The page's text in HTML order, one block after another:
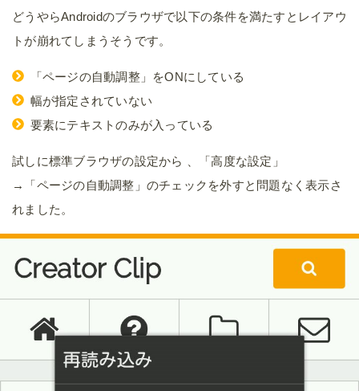
どうやらAndroidのブラウザで以下の条件を満たすとレイアウ
トが崩れてしまうそうです。
「ページの自動調整」をONにしている
幅が指定されていない
要素にテキストのみが入っている
試しに標準ブラウザの設定から 、「高度な設定」
→「ページの自動調整」のチェックを外すと問題なく表示さ
れました。